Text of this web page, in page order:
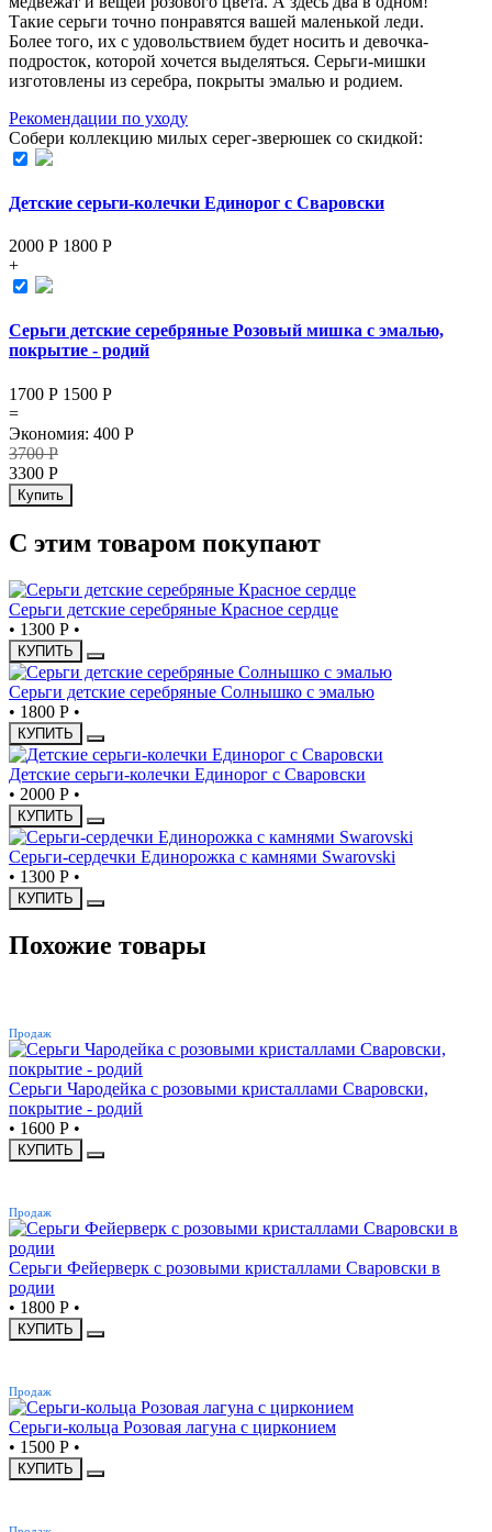
Такие серьги точно понравятся вашей маленькой леди.
Более того, их с удовольствием будет носить и девочка-
подросток, которой хочется выделяться. Серьги-мишки
изготовлены из серебра, покрыты эмалью и родием.
Рекомендации по уходу
Собери коллекцию милых серег-зверюшек со скидкой:
Детские серьги-колечки Единорог с Сваровски
2000 Р 1800 Р
+
Серьги детские серебряные Розовый мишка с эмалью,
покрытие - родий
1700 Р 1500 Р
=
Экономия: 400 Р
3700Р
3300 Р
Купить
С этим товаром покупают
Серьги детские серебряные Красное сердце
• 1300 Р •
КУПИТЬ
Серьги детские серебряные Солнышко с эмалью
• 1800 Р •
КУПИТЬ
Детские серьги-колечки Единорог с Сваровски
• 2000 Р •
КУПИТЬ
Серьги-сердечки Единорожка с камнями Swarovski
• 1300 Р •
КУПИТЬ
Похожие товары
Продаж
Серьги Чародейка с розовыми кристаллами Сваровски,
покрытие - родий
• 1600 Р •
КУПИТЬ
Продаж
Серьги Фейерверк с розовыми кристаллами Сваровски в
родии
• 1800 Р •
КУПИТЬ
Продаж
Серьги-кольца Розовая лагуна с цирконием
• 1500 Р •
КУПИТЬ